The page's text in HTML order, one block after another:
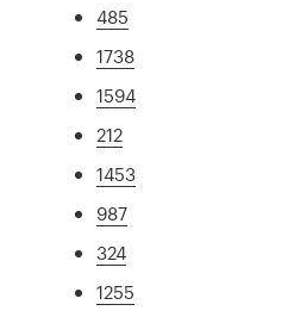
485
1738
1594
212
1453
987
324
1255